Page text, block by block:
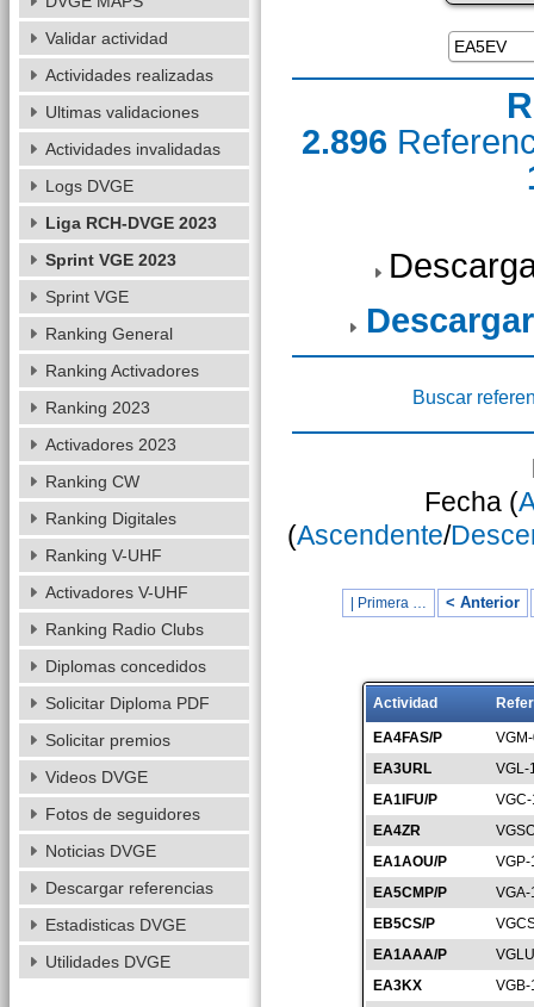
2.896
Buscar
Fecha (
(Ascendente/
| Primera … < Anterior
Actividad
EA4FAS/P
EA3URL
VGL-
EA1IFU/P
EA4ZR
EA1AOU/P
EA5CMP/P
EB5CS/P
EA1AAA/P
EA3KX
VGB-
Validar actividad
Actividades realizadas
Ultimas validaciones
Actividades invalidadas
Logs DVGE
Liga RCH-DVGE 2023
Sprint VGE 2023
Sprint VGE
Ranking General
Ranking Activadores
Ranking 2023
Activadores 2023
Ranking CW
Ranking Digitales
Ranking V-UHF
Activadores V-UHF
Ranking Radio Clubs
Diplomas concedidos
Solicitar Diploma PDF
Solicitar premios
Videos DVGE
Fotos de seguidores
Noticias DVGE
Descargar referencias
Estadisticas DVGE
Utilidades DVGE